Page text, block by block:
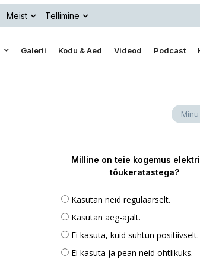
Meist Tellimine
Galerii Kodu & Aed Videod Podcast
Milline on teie kogemus
tõukeratastega?
Kasutan neid regulaarselt.
Kasutan aeg-ajalt.
Ei kasuta, kuid suhtun positiivselt.
Ei kasuta ja pean neid ohtlikuks.